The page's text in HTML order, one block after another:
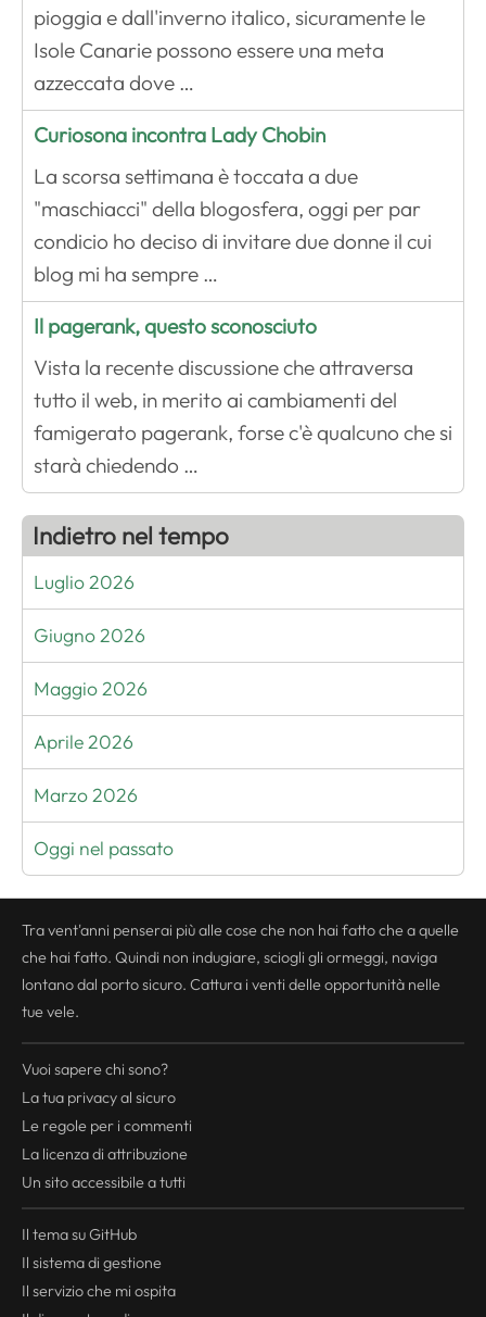
pioggia e dall'inverno italico, sicuramente le
Isole Canarie possono essere una meta
azzeccata dove …
Curiosona incontra Lady Chobin
La scorsa settimana è toccata a due
"maschiacci" della blogosfera, oggi per par
condicio ho deciso di invitare due donne il cui
blog mi ha sempre …
Il pagerank, questo sconosciuto
Vista la recente discussione che attraversa
tutto il web, in merito ai cambiamenti del
famigerato pagerank, forse c'è qualcuno che si
starà chiedendo …
Indietro nel tempo
Luglio 2026
Giugno 2026
Maggio 2026
Aprile 2026
Marzo 2026
Oggi nel passato
Tra vent'anni penserai più alle cose che non hai fatto che a quelle
che hai fatto. Quindi non indugiare, sciogli gli ormeggi, naviga
lontano dal porto sicuro. Cattura i venti delle opportunità nelle
tue vele.
Vuoi sapere chi sono?
La tua privacyal sicuro
Le regole per i commenti
La licenza di attribuzione
Un sito accessibile a tutti
Il tema su GitHub
Il sistema di gestione
Il servizio che mi ospita